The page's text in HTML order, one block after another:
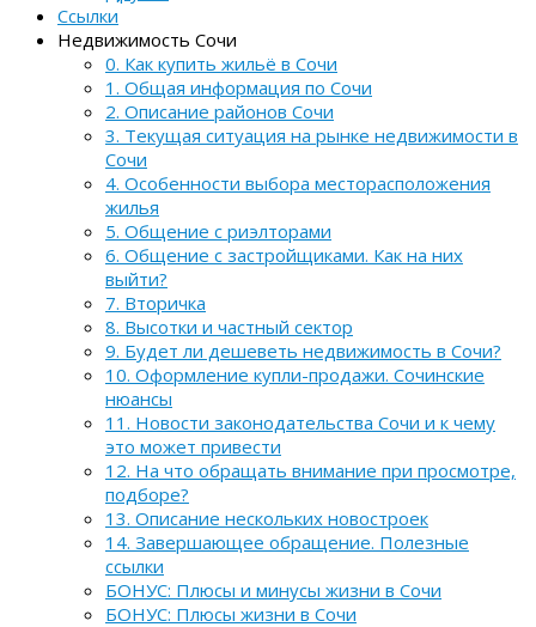
Ссылки
Недвижимость Сочи
0. Как купить жильё в Сочи
1. Общая информация по Сочи
2. Описание районов Сочи
3. Текущая ситуация на рынке недвижимости в
Сочи
4. Особенности выбора месторасположения
жилья
5. Общение с риэлторами
6. Общение с застройщиками. Как на них
выйти?
7. Вторичка
8. Высотки и частный сектор
9. Будет ли дешеветь недвижимость в Сочи?
10. Оформление купли-продажи. Сочинские
нюансы
11. Новости законодательства Сочи и к чему
это может привести
12. На что обращать внимание при просмотре,
подборе?
13. Описание нескольких новостроек
14. Завершающее обращение. Полезные
ссылки
БОНУС: Плюсы и минусы жизни в Сочи
БОНУС: Плюсы жизни в Сочи